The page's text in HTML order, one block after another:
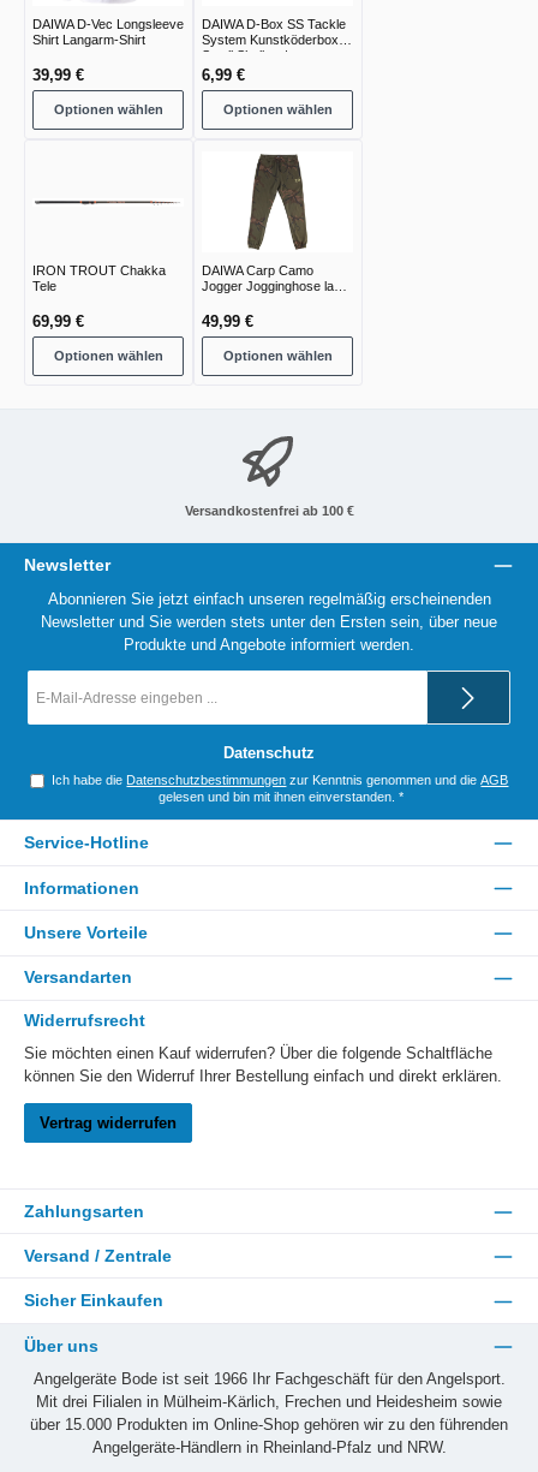
DAIWA D-Vec Longsleeve
Shirt Langarm-Shirt
39,99 €
Optionen wählen
DAIWA D-Box SS Tackle
System Kunstköderbox |
Small Shallow |
6,99 €
Optionen wählen
IRON TROUT Chakka
Tele
69,99 €
Optionen wählen
DAIWA Carp Camo
Jogger Jogginghose lang
49,99 €
Optionen wählen
Versandkostenfrei ab 100 €
Newsletter
Abonnieren Sie jetzt einfach unseren regelmäßig erscheinenden
Newsletter und Sie werden stets unter den Ersten sein, über neue
Produkte und Angebote informiert werden.
Mail-
Datenschutz
Ich habe die Datenschutzbestimmungen zur Kenntnis genommen und dieAGB
gelesen und bin mit ihnen einverstanden. *
Service-Hotline
Informationen
Unsere Vorteile
Versandarten
Widerrufsrecht
Sie möchten einen Kauf widerrufen? Über die folgende Schaltfläche
können Sie den Widerruf Ihrer Bestellung einfach und direkt erklären.
Vertrag widerrufen
Zahlungsarten
Versand / Zentrale
Sicher Einkaufen
Über uns
Angelgeräte Bode ist seit 1966 Ihr Fachgeschäft für den Angelsport.
Mit drei Filialen in Mülheim-Kärlich, Frechen und Heidesheim sowie
über 15.000 Produkten im Online-Shop gehören wir zu den führenden
Angelgeräte-Händlern in Rheinland-Pfalz und NRW.